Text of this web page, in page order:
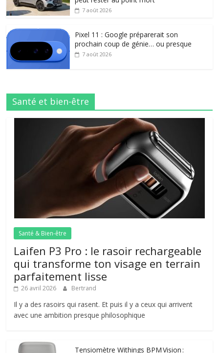
7 août 2026
Pixel 11 : Google préparerait son
prochain coup de génie… ou presque
7 août 2026
Santé et bien-être
Santé & Bien-être
Laifen P3 Pro : le rasoir rechargeable
qui transforme ton visage en terrain
parfaitement lisse
26 avril 2026 Bertrand
Il y a des rasoirs qui rasent. Et puis il y a ceux qui arrivent
avec une ambition presque philosophique
Tensiomètre Withings BPM Vision :